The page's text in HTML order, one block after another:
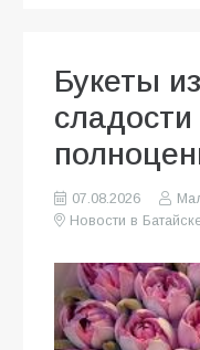
Букеты
07.08.2026
Новости в